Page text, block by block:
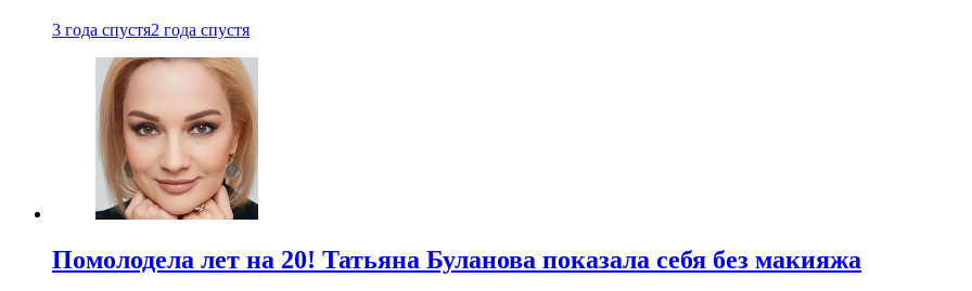
3 года спустя2 года спустя
Помолодела лет на 20! Татьяна Буланова показала себя без макияжа